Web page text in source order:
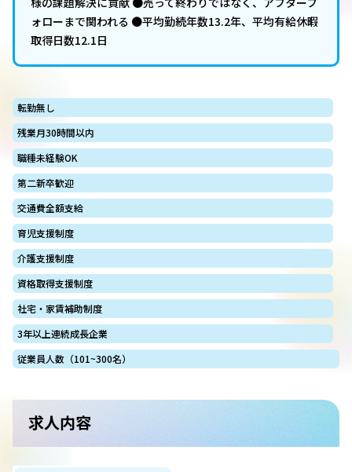
ォローまで関われる ●平均勤続年数13.2年、平均有給休暇
取得日数12.1日
転勤無し
残業月30時間以内
職種未経験OK
第二新卒歓迎
交通費全額支給
育児支援制度
介護支援制度
資格取得支援制度
社宅・家賃補助制度
3年以上連続成長企業
従業員人数（101~300名）
求人内容